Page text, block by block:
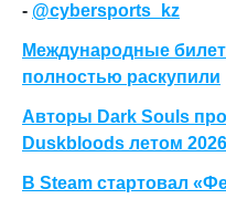
- @cybersports_kz
Международные
полностью раскупили
Авторы Dark Souls
Duskbloods летом
В Steam стартовал